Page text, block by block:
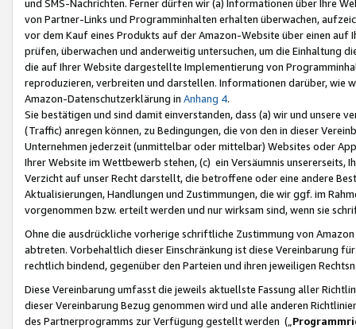
und SMS-Nachrichten. Ferner dürfen wir (a) Informationen über Ihre
von Partner-Links und Programminhalten erhalten überwachen,
vor dem Kauf eines Produkts auf der Amazon-Website über einen
prüfen, überwachen und anderweitig untersuchen, um die Einhaltung
die auf Ihrer Website dargestellte Implementierung von
reproduzieren, verbreiten und darstellen. Informationen darüber, wie
Amazon-Datenschutzerklärung in Anhang 4.
Sie bestätigen und sind damit einverstanden, dass (a) wir und
(Traffic) anregen können, zu Bedingungen, die von den in dieser
Unternehmen jederzeit (unmittelbar oder mittelbar) Websites oder
Ihrer Website im Wettbewerb stehen, (c) ein Versäumnis unsererseits,
Verzicht auf unser Recht darstellt, die betroffene oder eine andere
Aktualisierungen, Handlungen und Zustimmungen, die wir ggf. im
vorgenommen bzw. erteilt werden und nur wirksam sind, wenn sie
Ohne die ausdrückliche vorherige schriftliche Zustimmung von
abtreten. Vorbehaltlich dieser Einschränkung ist diese Vereinbarung
rechtlich bindend, gegenüber den Parteien und ihren jeweiligen
Diese Vereinbarung umfasst die jeweils aktuellste Fassung aller
dieser Vereinbarung Bezug genommen wird und alle anderen
des Partnerprogramms zur Verfügung gestellt werden („